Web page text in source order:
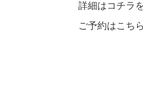
詳細はコチラ
ご予約はこち